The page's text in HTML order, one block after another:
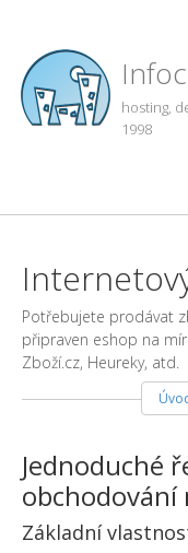
hosting,
1998
Potřebujete prodávat
připraven eshop na
Zboží.cz, Heureky, atd.
Jednoduché
Základní